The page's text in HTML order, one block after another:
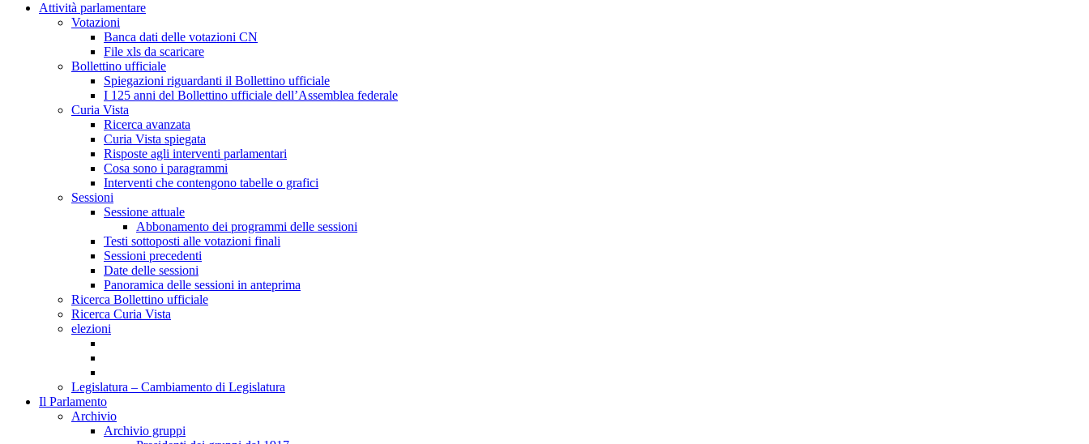
Attività parlamentare
Votazioni
Banca dati delle votazioni CN
File xls da scaricare
Bollettino ufficiale
Spiegazioni riguardanti il Bollettino ufficiale
I 125 anni del Bollettino ufficiale dell’Assemblea federale
Curia Vista
Ricerca avanzata
Curia Vista spiegata
Risposte agli interventi parlamentari
Cosa sono i paragrammi
Interventi che contengono tabelle o grafici
Sessioni
Sessione attuale
Abbonamento dei programmi delle sessioni
Testi sottoposti alle votazioni finali
Sessioni precedenti
Date delle sessioni
Panoramica delle sessioni in anteprima
Ricerca Bollettino ufficiale
Ricerca Curia Vista
elezioni
Legislatura – Cambiamento di Legislatura
Il Parlamento
Archivio
Archivio gruppi